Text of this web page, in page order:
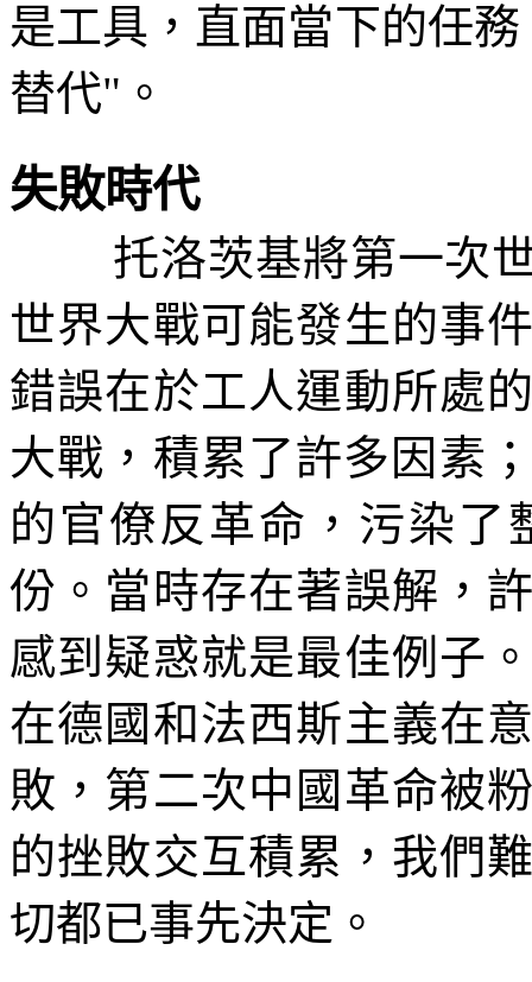
是工具，直面當下的任
替代" 。
失敗時代
托洛茨基將第一次
世界大戰可能發生的事
錯誤在於工人運動所處
大戰，積累了許多因素
的官僚反革命，污染了
份。當時存在著誤解，
感到疑惑就是最佳例子
在德國和法西斯主義在
敗，第二次中國革命被
的挫敗交互積累，我們
切都已事先決定。